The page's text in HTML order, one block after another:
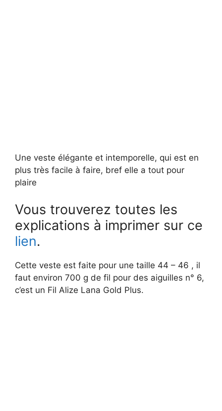
Une veste élégante et intemporelle, qui est en
plus très facile à faire, bref elle a tout pour
plaire
Vous trouverez toutes les
explications à imprimer sur ce
lien.
Cette veste est faite pour une taille 44 – 46 , il
faut environ 700 g de fil pour des aiguilles n° 6,
c’est un Fil Alize Lana Gold Plus.